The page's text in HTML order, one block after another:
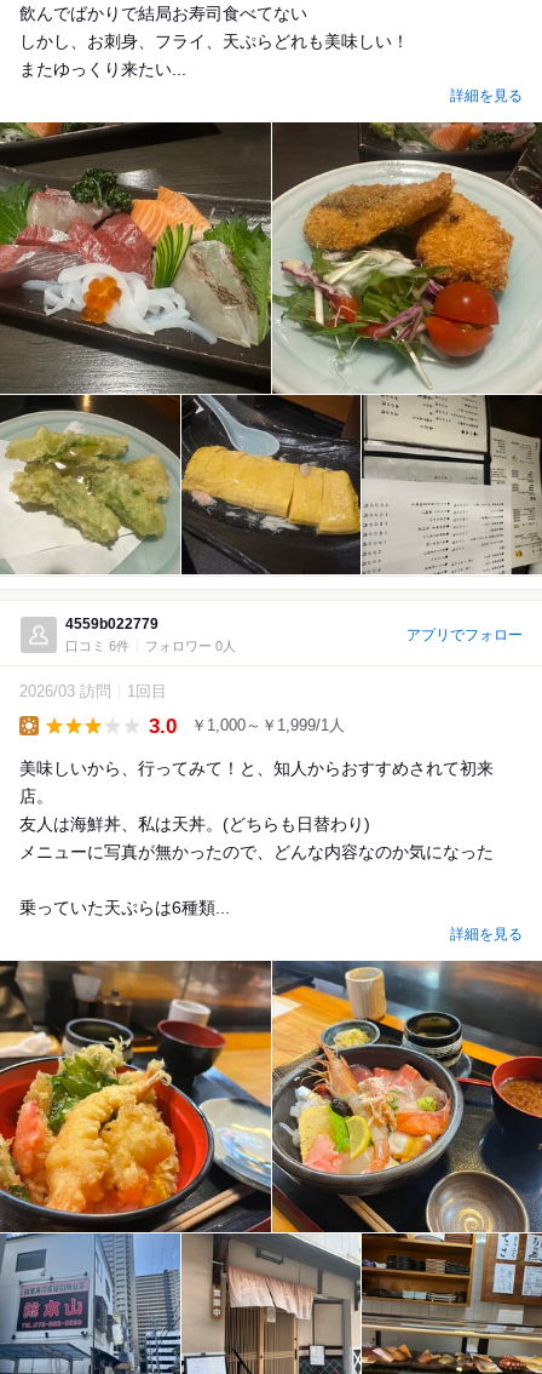
飲んでばかりで結局お寿司食べてない
しかし、お刺身、フライ、天ぷらどれも美味しい！
またゆっくり来たい...
詳細を見る
4559b022779
口コミ 6件 フォロワー 0人
アプリでフォロー
2026/03 訪問 1回目
3.0 ￥1,000～￥1,999/1人
美味しいから、行ってみて！と、知人からおすすめされて初来
店。
友人は海鮮丼、私は天丼。(どちらも日替わり)
メニューに写真が無かったので、どんな内容なのか気になった
乗っていた天ぷらは6種類...
詳細を見る